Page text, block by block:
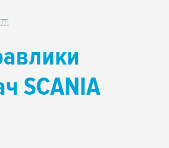
SCANIA